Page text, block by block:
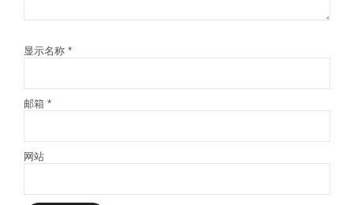
显示名称 *
邮箱 *
网站